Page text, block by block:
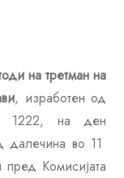
на третман на
, изработен од
1222, на ден
во 11
Комисијата